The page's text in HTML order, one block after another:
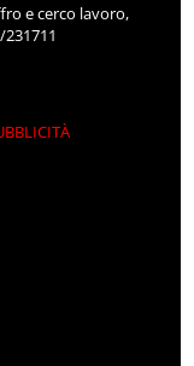
e cerco lavoro,